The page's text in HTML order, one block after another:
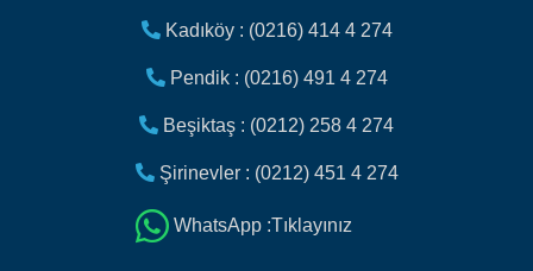
Kadıköy : (0216) 414 4 274
Pendik : (0216) 491 4 274
Beşiktaş : (0212) 258 4 274
Şirinevler : (0212) 451 4 274
WhatsApp :Tıklayınız